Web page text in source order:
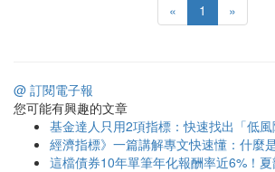
« 1 »
@ 訂閱電子報
您可能有興趣的文章
基金達人只用2項指標：快速找出「低風
經濟指標》一篇講解專文快速懂：什麼
這檔債券10年單筆年化報酬率近6%！夏